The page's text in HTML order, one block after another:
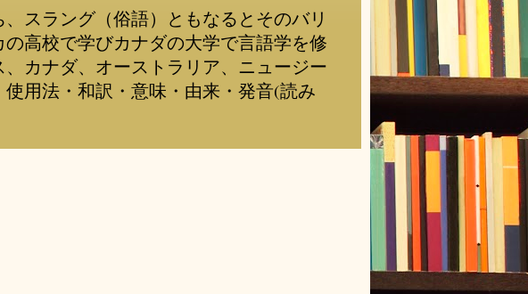
スラング（俗語）ともなるとそのバリ
高校で学びカナダの大学で言語学を修
カナダ、オーストラリア、ニュージー
用法・和訳・意味・由来・発音(読み